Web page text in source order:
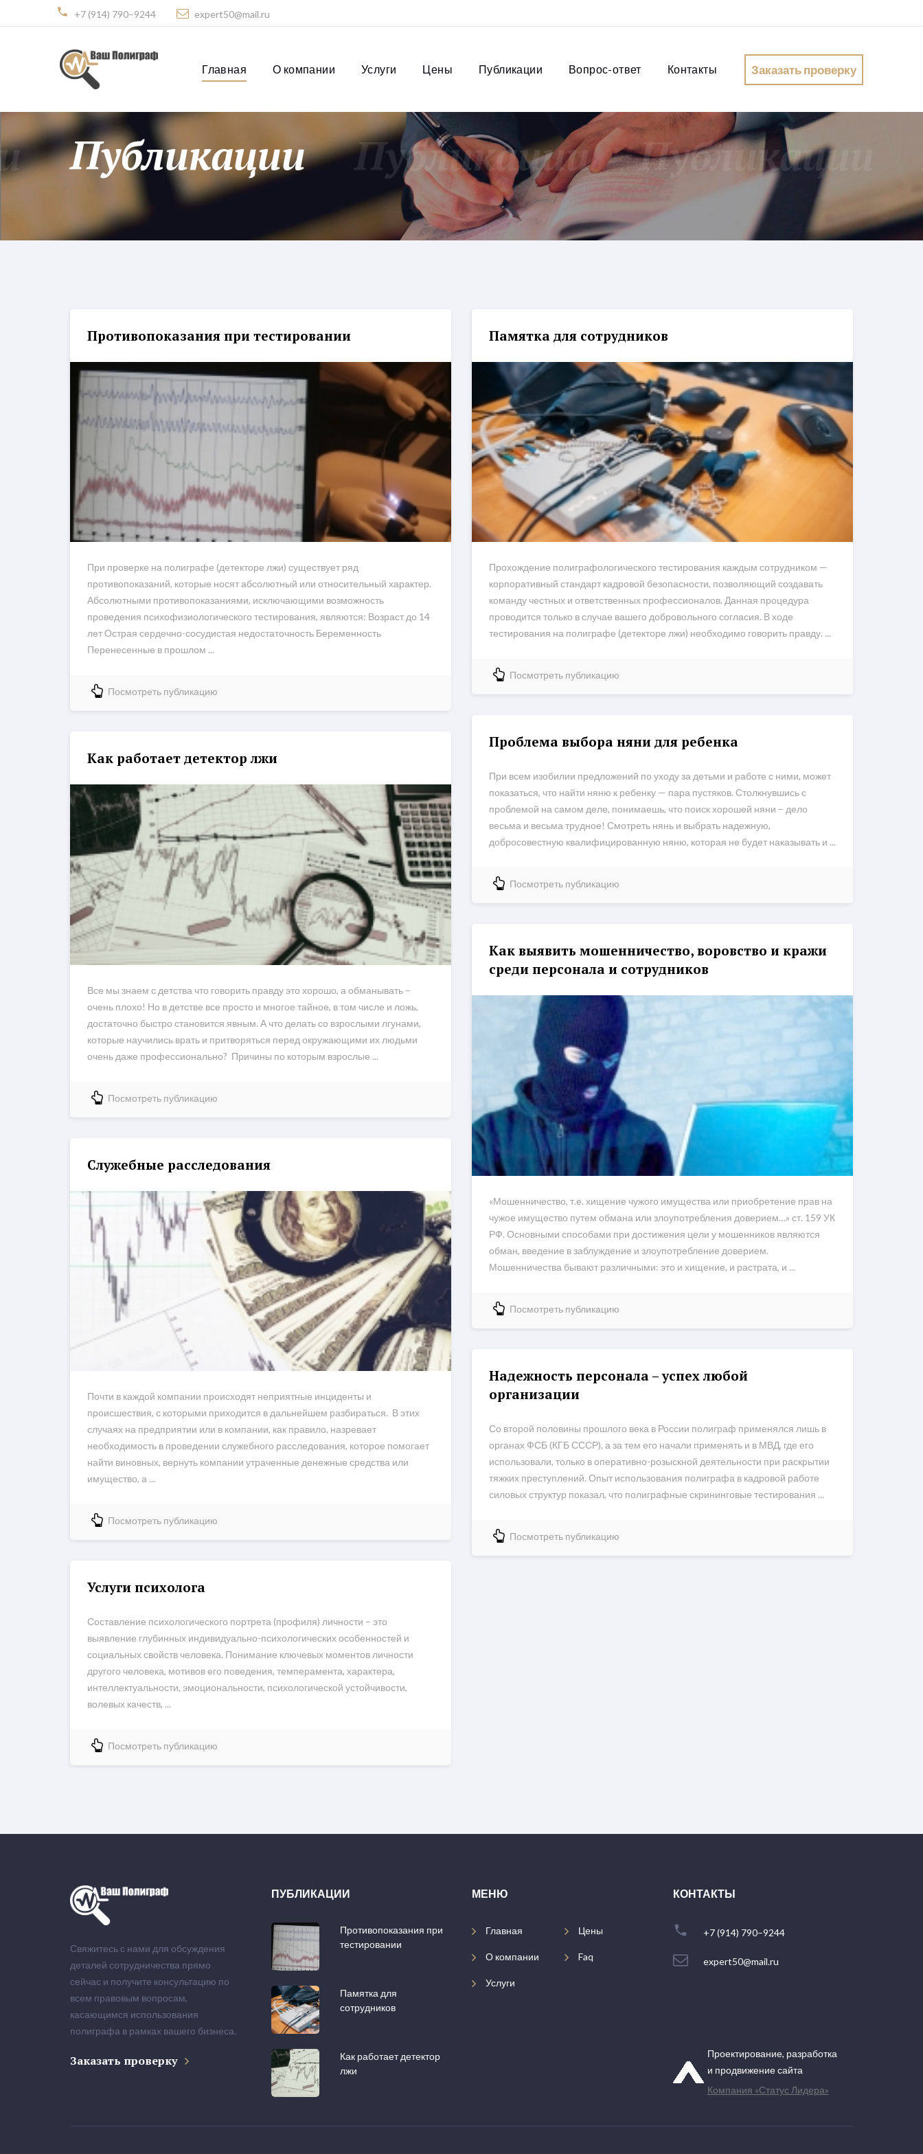
+7 (914) 790–9244 expert50@mail.ru
Заказать проверку
Главная О компании Услуги Цены Публикации Вопрос-ответ Контакты
Публикации Публикации Публикации
Противопоказания при тестировании
При проверке на полиграфе (детекторе лжи) существует ряд
противопоказаний, которые носят абсолютный или относительный характер.
Абсолютными противопоказаниями, исключающими возможность
проведения психофизиологического тестирования, являются: Возраст до 14
лет Острая сердечно-сосудистая недостаточность Беременность
Перенесенные в прошлом ...
Посмотреть публикацию
Как работает детектор лжи
Все мы знаем с детства что говорить правду это хорошо, а обманывать –
очень плохо! Но в детстве все просто и многое тайное, в том числе и ложь,
достаточно быстро становится явным. А что делать со взрослыми лгунами,
которые научились врать и притворяться перед окружающими их людьми
очень даже профессионально? Причины по которым взрослые ...
Посмотреть публикацию
Служебные расследования
Почти в каждой компании происходят неприятные инциденты и
происшествия, с которыми приходится в дальнейшем разбираться. В этих
случаях на предприятии или в компании, как правило, назревает
необходимость в проведении служебного расследования, которое помогает
найти виновных, вернуть компании утраченные денежные средства или
имущество, а ...
Посмотреть публикацию
Услуги психолога
Составление психологического портрета (профиля) личности – это
выявление глубинных индивидуально-психологических особенностей и
социальных свойств человека. Понимание ключевых моментов личности
другого человека, мотивов его поведения, темперамента, характера,
интеллектуальности, эмоциональности, психологической устойчивости,
волевых качеств, ...
Посмотреть публикацию
Памятка для сотрудников
Прохождение полиграфологического тестирования каждым сотрудником —
корпоративный стандарт кадровой безопасности, позволяющий создавать
команду честных и ответственных профессионалов. Данная процедура
проводится только в случае вашего добровольного согласия. В ходе
тестирования на полиграфе (детекторе лжи) необходимо говорить правду. ...
Посмотреть публикацию
Проблема выбора няни для ребенка
При всем изобилии предложений по уходу за детьми и работе с ними, может
показаться, что найти няню к ребенку — пара пустяков. Столкнувшись с
проблемой на самом деле, понимаешь, что поиск хорошей няни – дело
весьма и весьма трудное! Смотреть нянь и выбрать надежную,
добросовестную квалифицированную няню, которая не будет наказывать и ...
Посмотреть публикацию
Как выявить мошенничество, воровство и кражи
среди персонала и сотрудников
«Мошенничество, т.е. хищение чужого имущества или приобретение прав на
чужое имущество путем обмана или злоупотребления доверием…» ст. 159 УК
РФ. Основными способами при достижения цели у мошенников являются
обман, введение в заблуждение и злоупотребление доверием.
Мошенничества бывают различными: это и хищение, и растрата, и ...
Посмотреть публикацию
Надежность персонала – успех любой
организации
Со второй половины прошлого века в России полиграф применялся лишь в
органах ФСБ (КГБ СССР), а за тем его начали применять и в МВД, где его
использовали, только в оперативно-розыскной деятельности при раскрытии
тяжких преступлений. Опыт использования полиграфа в кадровой работе
силовых структур показал, что полиграфные скрининговые тестирования ...
Посмотреть публикацию
Свяжитесь с нами для обсуждения
деталей сотрудничества прямо
сейчас и получите консультацию по
всем правовым вопросам,
касающимся использования
полиграфа в рамках вашего бизнеса.
Заказать проверку
ПУБЛИКАЦИИ
Противопоказания при
тестировании
Памятка для
сотрудников
Как работает детектор
лжи
МЕНЮ
Главная
О компании
Услуги
Цены
Faq
КОНТАКТЫ
+7 (914) 790–9244
expert50@mail.ru
Проектирование, разработка
и продвижение сайта
Компания «Статус Лидера»